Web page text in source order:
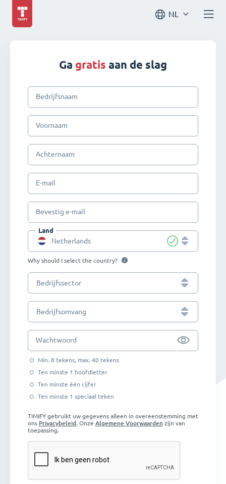
NL
Ga gratis aan de slag
Bedrijfsnaam
Voornaam
Achternaam
E-mail
Bevestig e-mail
Land
Netherlands
Why should I select the country?
Bedrijfssector
Bedrijfsomvang
Wachtwoord
Min. 8 tekens, max. 40 tekens
Ten minste 1 hoofdletter
Ten minste één cijfer
Ten minste 1 speciaal teken
TIMIFY gebruikt uw gegevens alleen in overeenstemming met
ons Privacybeleid. Onze Algemene Voorwaarden zijn van
toepassing.